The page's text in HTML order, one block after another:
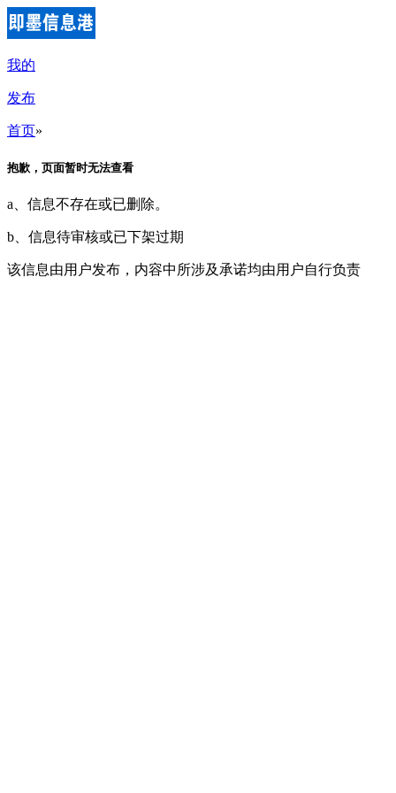
我的
发布
首页»
抱歉，页面暂时无法查看
a、信息不存在或已删除。
b、信息待审核或已下架过期
该信息由用户发布，内容中所涉及承诺均由用户自行负责